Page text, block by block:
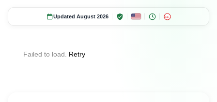
Updated August 2026 18+
Failed to load. Retry